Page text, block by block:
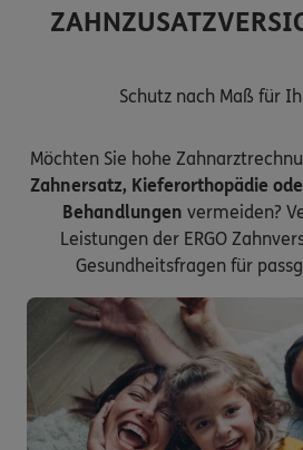
Schutz nach Maß für
Möchten Sie hohe
Zahnersatz, Kieferorthopädie
Behandlungen vermeiden?
Leistungen der ERGO
Gesundheitsfragen für